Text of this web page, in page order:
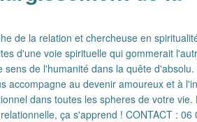
de la relation et chercheuse en
d'une voie spirituelle qui gommerait
de l'humanité dans la quête
accompagne au devenir amoureux et à
dans toutes les spheres de votre vie.
ça s'apprend ! CONTACT : 06